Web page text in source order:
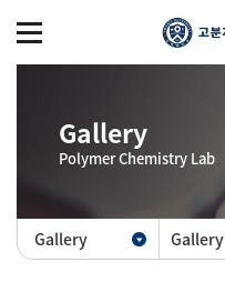
Gallery
Polymer Chemistry Lab
Gallery Gallery